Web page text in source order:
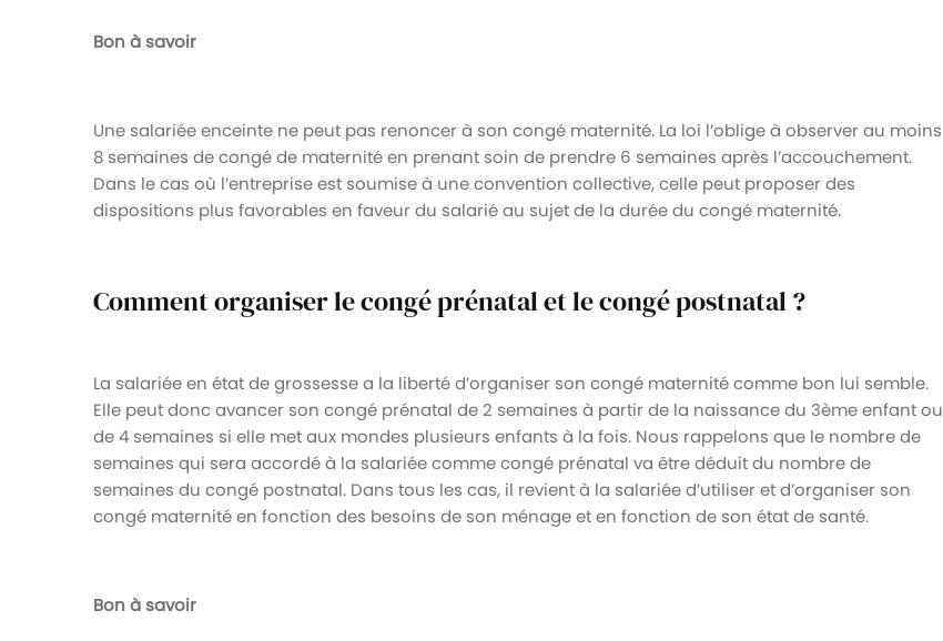
Bon à savoir
Une salariée enceinte ne peut pas renoncer à son congé maternité. La loi l’oblige à observer au moins
8 semaines de congé de maternité en prenant soin de prendre 6 semaines après l’accouchement.
Dans le cas où l’entreprise est soumise à une convention collective, celle peut proposer des
dispositions plus favorables en faveur du salarié au sujet de la durée du congé maternité.
Comment organiser le congé prénatal et le congé postnatal ?
La salariée en état de grossesse a la liberté d’organiser son congé maternité comme bon lui semble.
Elle peut donc avancer son congé prénatal de 2 semaines à partir de la naissance du 3ème enfant ou
de 4 semaines si elle met aux mondes plusieurs enfants à la fois. Nous rappelons que le nombre de
semaines qui sera accordé à la salariée comme congé prénatal va être déduit du nombre de
semaines du congé postnatal. Dans tous les cas, il revient à la salariée d’utiliser et d’organiser son
congé maternité en fonction des besoins de son ménage et en fonction de son état de santé.
Bon à savoir